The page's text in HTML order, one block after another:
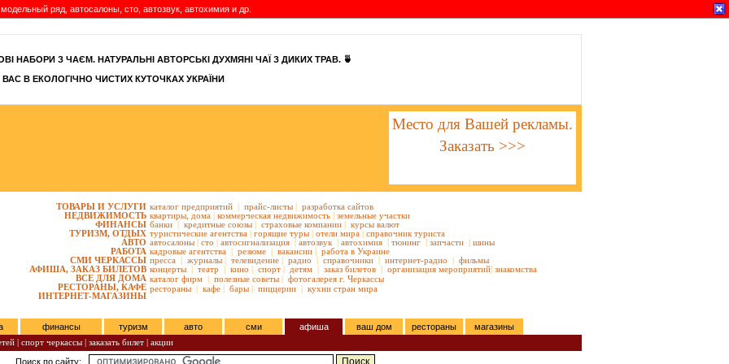
ряд, автосалоны, сто, автозвук, автохимия и др.
НАБОРИ З ЧАЄМ. НАТУРАЛЬНІ АВТОРСЬКІ ДУХМЯНІ ЧАЇ З ДИКИХ ТРАВ. 🍵
В ЕКОЛОГІЧНО ЧИСТИХ КУТОЧКАХ УКРАЇНИ
Место для Вашей рекламы.
Заказать >>>
ТОВАРЫ И УСЛУГИ
НЕДВИЖИМОСТЬ
ФИНАНСЫ
ТУРИЗМ, ОТДЫХ
АВТО
РАБОТА
СМИ ЧЕРКАССЫ
АФИША, ЗАКАЗ БИЛЕТОВ
ВСЕ ДЛЯ ДОМА
РЕСТОРАНЫ, КАФЕ
ИНТЕРНЕТ-МАГАЗИНЫ
каталог предприятий | прайс-листы | разработка сайтов
квартиры, дома | коммерческая недвижимость | земельные участки
банки | кредитные союзы | страховые компании | курсы валют
туристические агентства | горящие туры | отели мира | справочник туриста
автосалоны | сто | автосигнализация | автозвук | автохимия | тюнинг | запчасти | шины
кадровые агентства | резюме | вакансии | работа в Украине
пресса | журналы | телевидение | радио | справочники | интернет-радио | фильмы
концерты | театр | кино | спорт | детям | заказ билетов | организация мероприятий| знакомства
каталог фирм | полезные советы | фотогалерея г. Черкассы
рестораны | кафе | бары | пиццерии | кухни стран мира
финансы туризм авто сми афиша ваш дом рестораны
магазины
| спорт черкассы | заказать билет | акции
Поиск по сайту: